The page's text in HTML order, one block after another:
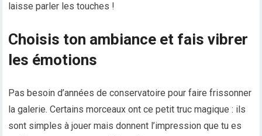
laisse parler les touches !
Choisis ton ambiance et fais vibrer
les émotions
Pas besoin d’années de conservatoire pour faire frissonner
la galerie. Certains morceaux ont ce petit truc magique : ils
sont simples à jouer mais donnent l’impression que tu es